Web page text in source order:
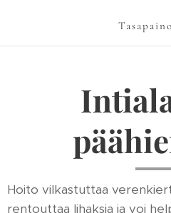
Hoito vilkastuttaa
rentouttaa lihaksia ja voi